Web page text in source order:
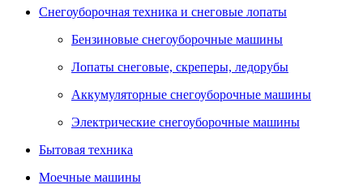
Снегоуборочная техника и снеговые лопаты
Бензиновые снегоуборочные машины
Лопаты снеговые, скреперы, ледорубы
Аккумуляторные снегоуборочные машины
Электрические снегоуборочные машины
Бытовая техника
Моечные машины